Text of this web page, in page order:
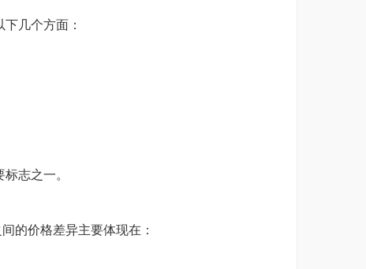
几个方面：
志之一。
的价格差异主要体现在：